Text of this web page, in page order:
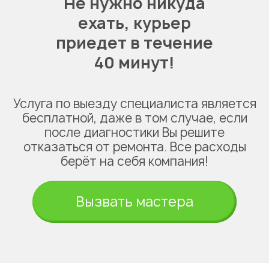
ехать, курьер
приедет в течение
40 минут!
Услуга по выезду специалиста является
бесплатной, даже в том случае, если
после диагностики Вы решите
отказаться от ремонта. Все расходы
берёт на себя компания!
Вызвать мастера